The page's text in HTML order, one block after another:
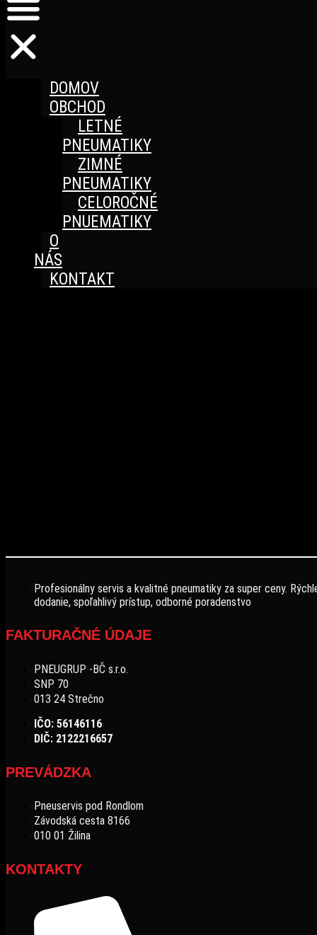
DOMOV
OBCHOD
LETNÉ
PNEUMATIKY
ZIMNÉ
PNEUMATIKY
CELOROČNÉ
PNUEMATIKY
O
NÁS
KONTAKT
Profesionálny servis a kvalitné pneumatiky za super ceny.
dodanie, spoľahlivý prístup, odborné poradenstvo
FAKTURAČNÉ ÚDAJE
PNEUGRUP -BČ s.r.o.
SNP 70
013 24 Strečno
IČO: 56146116
DIČ: 2122216657
PREVÁDZKA
Pneuservis pod Rondlom
Závodská cesta 8166
010 01 Žilina
KONTAKTY